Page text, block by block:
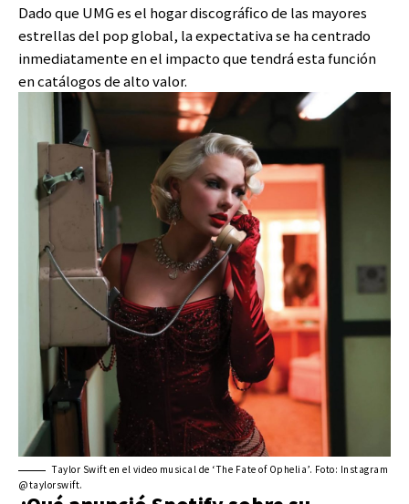
Dado que UMG es el hogar discográfico de las mayores
estrellas del pop global, la expectativa se ha centrado
inmediatamente en el impacto que tendrá esta función
en catálogos de alto valor.
Taylor Swift en el video musical de ‘The Fate of Ophelia’. Foto: Instagram
@taylorswift.